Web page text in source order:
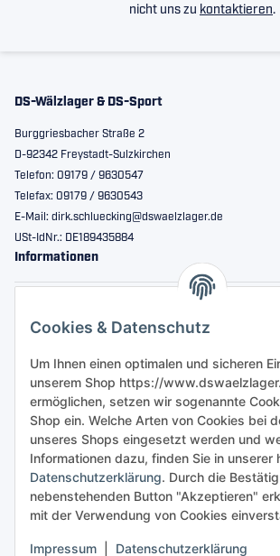
Cookies & Datenschutz
Um Ihnen einen optimalen und sicheren
unserem Shop https://
ermöglichen, setzen wir sogenannte
Shop ein. Welche Arten von Cookies bei
unseres Shops eingesetzt werden und
Informationen dazu, finden Sie in unserer
Datenschutzerklärung. Durch die
nebenstehenden Button "Akzeptieren"
mit der Verwendung von Cookies
Impressum Datenschutzerklärung
nicht uns zu kontaktieren.
DS-Wälzlager & DS-Sport
Burggriesbacher Straße 2
D-92342 Freystadt-Sulzkirchen
Telefon: 09179 / 9630547
Telefax: 09179 / 9630543
E-Mail: dirk.schluecking@dswaelzlager.de
USt-IdNr.: DE189435884
Informationen